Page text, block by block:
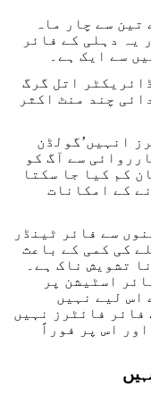
سے چار ماہ
یہ دہلی کے فائر
سے ایک ہے۔
اتل گرگ
چند منٹ اکثر
انہیں’گولڈن
سے آگ کو
کم کیا جا سکتا
کے امکانات
سے فائر ٹینڈر
کی کمی کے باعث
تشویش ناک ہے۔
اسٹیشن پر
اس لیے نہیں
فائر فائٹرز نہیں
اس پر فوراً